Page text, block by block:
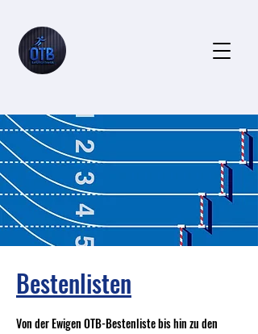
Bestenlisten
Von der Ewigen OTB-Bestenliste bis hin zu den